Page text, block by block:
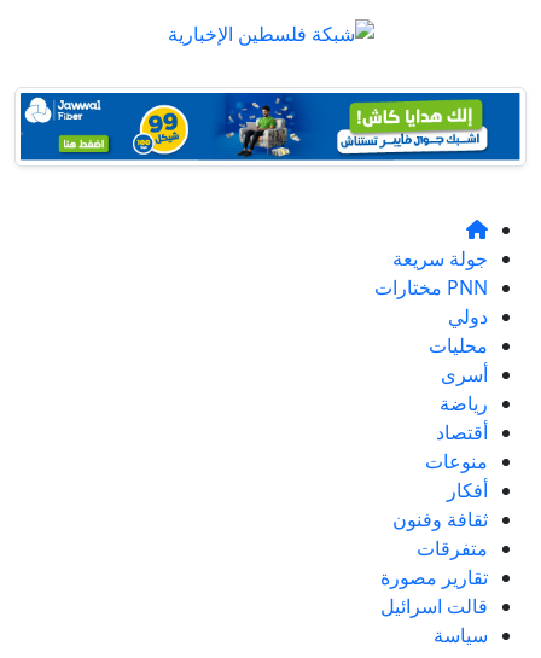
جولة سريعة
PNN مختارات
دولي
محليات
أسرى
رياضة
أقتصاد
منوعات
أفكار
ثقافة وفنون
متفرقات
تقارير مصورة
قالت اسرائيل
سياسة